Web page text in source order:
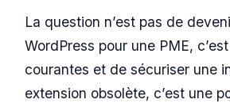
La question n’est pas de
WordPress pour une PME,
courantes et de sécuriser une
extension obsolète, c’est une